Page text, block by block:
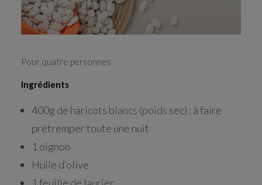
Pour quatre personnes
Ingrédients
400g de haricots blancs (poids sec) : à faire
prétremper toute une nuit
1 oignon
Huile d’olive